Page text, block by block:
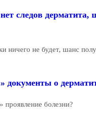
следов дерматита,
ничего не будет, шанс
документы о
болезни?